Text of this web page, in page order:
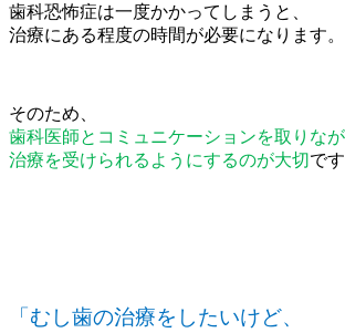
歯科恐怖症は一度かかってしまうと、
治療にある程度の時間が必要になります。
そのため、
歯科医師とコミュニケーションを取りな
治療を受けられるようにするのが大切です
「むし歯の治療をしたいけど、